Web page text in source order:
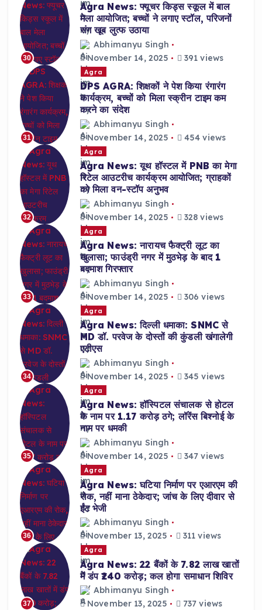
30
Agra News: फ्यूचर किड्स स्कूल में बाल
मेला आयोजित; बच्चों ने लगाए स्टॉल, परिजनों
संग खूब लुत्फ उठाया
Abhimanyu Singh
November 14, 2025
391 views
31
Agra
DPS AGRA: शिक्षकों ने पेश किया रंगारंग
कार्यक्रम, बच्चों को मिला स्क्रीन टाइम कम
करने का संदेश
Abhimanyu Singh
November 14, 2025
454 views
32
Agra
Agra News: यूथ हॉस्टल में PNB का मेगा
रिटेल आउटरीच कार्यक्रम आयोजित; ग्राहकों
को मिला वन-स्टॉप अनुभव
Abhimanyu Singh
November 14, 2025
328 views
33
Agra
Agra News: नारायच फैक्ट्री लूट का
खुलासा; फाउंड्री नगर में मुठभेड़ के बाद 1
बदमाश गिरफ्तार
Abhimanyu Singh
November 14, 2025
306 views
34
Agra
Agra News: दिल्ली धमाका: SNMC से
MD डॉ. परवेज के दोस्तों की कुंडली खंगालेगी
एटीएस
Abhimanyu Singh
November 14, 2025
345 views
35
Agra
Agra News: हॉस्पिटल संचालक से होटल
के नाम पर 1.17 करोड़ ठगे; लॉरेंस बिश्नोई के
नाम पर धमकी
Abhimanyu Singh
November 14, 2025
347 views
36
Agra
Agra News: घटिया निर्माण पर एआरएम की
रोक, नहीं माना ठेकेदार; जांच के लिए दीवार से
ईंट भेजी
Abhimanyu Singh
November 13, 2025
311 views
37
Agra
Agra News: 22 बैंकों के 7.82 लाख खातों
में डंप ₹240 करोड़; कल होगा समाधान शिविर
Abhimanyu Singh
November 13, 2025
737 views